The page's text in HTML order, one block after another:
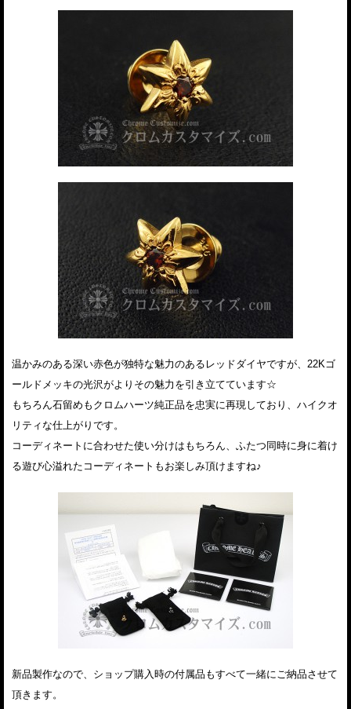
温かみのある深い赤色が独特な魅力のあるレッドダイヤですが、22Kゴ
ールドメッキの光沢がよりその魅力を引き立てています☆
もちろん石留めもクロムハーツ純正品を忠実に再現しており、ハイクオ
リティな仕上がりです。
コーディネートに合わせた使い分けはもちろん、ふたつ同時に身に着け
る遊び心溢れたコーディネートもお楽しみ頂けますね♪
新品製作なので、ショップ購入時の付属品もすべて一緒にご納品させて
頂きます。